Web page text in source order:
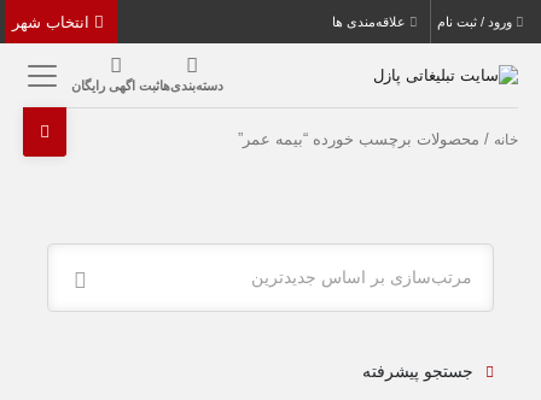
ورود / ثبت نام علاقه‌مندی ها
دسته‌بندی‌هاثبت اگهی رایگان
خانه / محصولات برچسب خورده “بیمه عمر”
مرتب‌سازی بر اساس جدیدترین
جستجو پیشرفته